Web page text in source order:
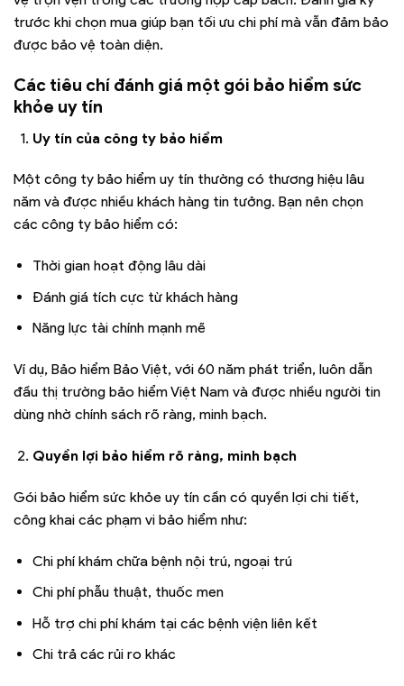
trước khi chọn mua giúp bạn tối ưu chi phí mà vẫn đảm bảo
được bảo vệ toàn diện.
Các tiêu chí đánh giá một gói bảo hiểm sức
khỏe uy tín
Uy tín của công ty bảo hiểm
Một công ty bảo hiểm uy tín thường có thương hiệu lâu
năm và được nhiều khách hàng tin tưởng. Bạn nên chọn
các công ty bảo hiểm có:
Thời gian hoạt động lâu dài
Đánh giá tích cực từ khách hàng
Năng lực tài chính mạnh mẽ
Ví dụ, Bảo hiểm Bảo Việt, với 60 năm phát triển, luôn dẫn
đầu thị trường bảo hiểm Việt Nam và được nhiều người tin
dùng nhờ chính sách rõ ràng, minh bạch.
Quyền lợi bảo hiểm rõ ràng, minh bạch
Gói bảo hiểm sức khỏe uy tín cần có quyền lợi chi tiết,
công khai các phạm vi bảo hiểm như:
Chi phí khám chữa bệnh nội trú, ngoại trú
Chi phí phẫu thuật, thuốc men
Hỗ trợ chi phí khám tại các bệnh viện liên kết
Chi trả các rủi ro khác